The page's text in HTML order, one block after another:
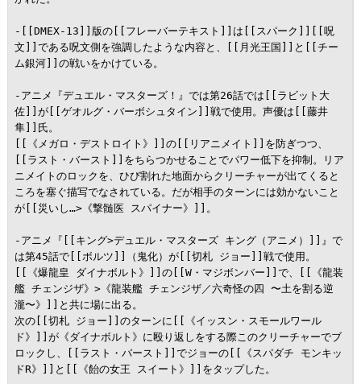
-[[DMEX-13]]版の[[フレーバーテキスト]]は[[スパーク]][[呪
文]]である呪文側を強調したような内容と、[[月光王国]]と[[チー
ム銀河]]の戦いをかけている。
-アニメ『デュエル・マスターズ！』では第26話では[[ラビット大
佐]]が[[ゲオルグ・バーボシュタイン]]戦で使用。声優は[[藤井
隼]]氏。
[[《メガロ・デストロイト》]]の[[リアニメイト]]を防ぎつつ、
[[ラスト・バースト]]をちらつかせることでパワー低下を抑制。リア
ニメイトのロックを、ひび割れた地面からクリーチャーが出てくると
ころを塞ぐ描写でなされている。だが相手のターンには効かないこと
が[[災いし…>《撃髄医 スパイナー》]]。
-アニメ『[[キング>デュエル・マスターズ キング（アニメ）]]』で
は第45話で[[ボルツ]]（鬼化）が[[切札 ジョー]]戦で使用。
[[《爆龍皇 ダイナボルト》]]の[[W・マジボンバー]]で、[[《龍装
艦 チェンジザ》>《龍装艦 チェンジザ／六奇怪の四 〜土を割る逆
瀧〜》]]と共に場に出る。
次の[[切札 ジョー]]のターンに[[《イッスン・スモールワール
ド》]]が《ダイナボルト》に殴り返しをする際このクリーチャーでブ
ロックし、[[ラスト・バースト]]でジョーの[[《スパダチ モンキッ
ドR》]]と[[《飴の女王 スイート》]]をタップした。